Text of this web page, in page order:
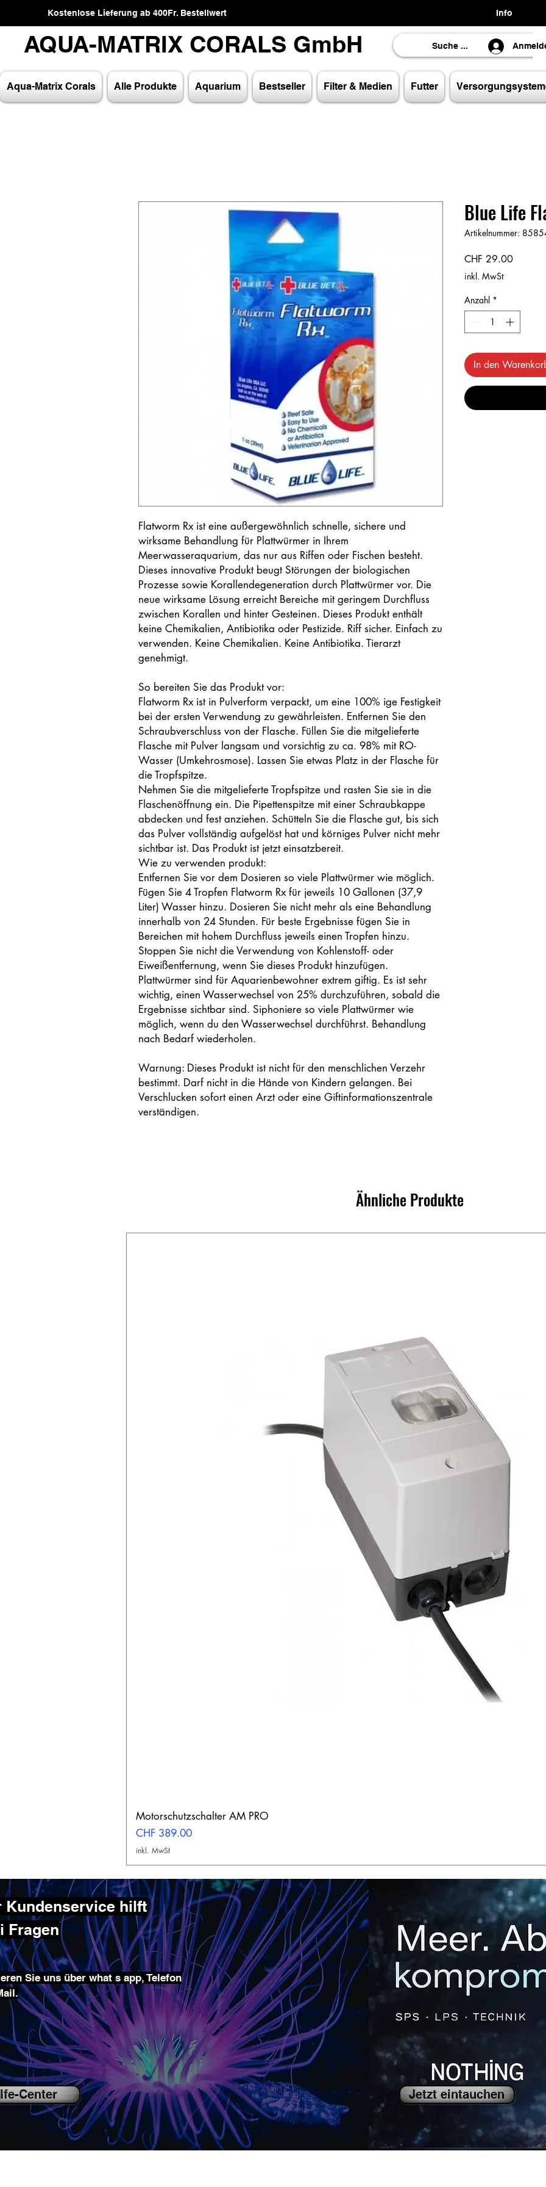
Kostenlose Lieferung ab 400Fr. Bestellwert Info
AQUA-MATRIX CORALS GmbH
AQUA-MATRIX CORALS GmbH
Aqua-Matrix Corals Alle Produkte Aquarium Bestseller Filter & Medien Futter
Flatworm Rx ist eine außergewöhnlich schnelle, sichere und
wirksame Behandlung für Plattwürmer in Ihrem
Meerwasseraquarium, das nur aus Riffen oder Fischen besteht.
Dieses innovative Produkt beugt Störungen der biologischen
Prozesse sowie Korallendegeneration durch Plattwürmer vor. Die
neue wirksame Lösung erreicht Bereiche mit geringem Durchfluss
zwischen Korallen und hinter Gesteinen. Dieses Produkt enthält
keine Chemikalien, Antibiotika oder Pestizide. Riff sicher. Einfach zu
verwenden. Keine Chemikalien. Keine Antibiotika. Tierarzt
genehmigt.
So bereiten Sie das Produkt vor:
Flatworm Rx ist in Pulverform verpackt, um eine 100% ige Festigkeit
bei der ersten Verwendung zu gewährleisten. Entfernen Sie den
Schraubverschluss von der Flasche. Füllen Sie die mitgelieferte
Flasche mit Pulver langsam und vorsichtig zu ca. 98% mit RO-
Wasser (Umkehrosmose). Lassen Sie etwas Platz in der Flasche für
die Tropfspitze.
Nehmen Sie die mitgelieferte Tropfspitze und rasten Sie sie in die
Flaschenöffnung ein. Die Pipettenspitze mit einer Schraubkappe
abdecken und fest anziehen. Schütteln Sie die Flasche gut, bis sich
das Pulver vollständig aufgelöst hat und körniges Pulver nicht mehr
sichtbar ist. Das Produkt ist jetzt einsatzbereit.
Wie zu verwenden produkt:
Entfernen Sie vor dem Dosieren so viele Plattwürmer wie möglich.
Fügen Sie 4 Tropfen Flatworm Rx für jeweils 10 Gallonen (37,9
Liter) Wasser hinzu. Dosieren Sie nicht mehr als eine Behandlung
innerhalb von 24 Stunden. Für beste Ergebnisse fügen Sie in
Bereichen mit hohem Durchfluss jeweils einen Tropfen hinzu.
Stoppen Sie nicht die Verwendung von Kohlenstoff- oder
Eiweißentfernung, wenn Sie dieses Produkt hinzufügen.
Plattwürmer sind für Aquarienbewohner extrem giftig. Es ist sehr
wichtig, einen Wasserwechsel von 25% durchzuführen, sobald die
Ergebnisse sichtbar sind. Siphoniere so viele Plattwürmer wie
möglich, wenn du den Wasserwechsel durchführst. Behandlung
nach Bedarf wiederholen.
Warnung: Dieses Produkt ist nicht für den menschlichen Verzehr
bestimmt. Darf nicht in die Hände von Kindern gelangen. Bei
Verschlucken sofort einen Arzt oder eine Giftinformationszentrale
verständigen.
Blue Life
Artikelnummer:
CHF 29.00Preis
inkl. MwSt
Anzahl *
In den
Ähnliche Produkte
Motorschutzschalter AM PRO
Preis
CHF 389.00
inkl. MwSt
Kundenservice hilft
Fragen
Sie uns über what s app, Telefon
Center Jetzt eintauchen